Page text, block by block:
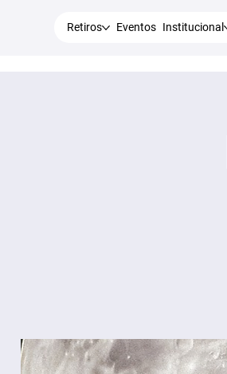
Retiros Eventos Institucional